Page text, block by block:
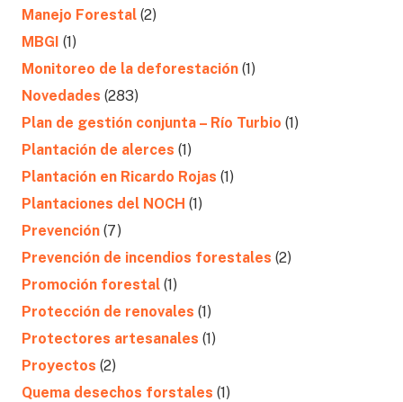
Manejo Forestal (2)
MBGI (1)
Monitoreo de la deforestación (1)
Novedades (283)
Plan de gestión conjunta – Río Turbio (1)
Plantación de alerces (1)
Plantación en Ricardo Rojas (1)
Plantaciones del NOCH (1)
Prevención (7)
Prevención de incendios forestales (2)
Promoción forestal (1)
Protección de renovales (1)
Protectores artesanales (1)
Proyectos (2)
Quema desechos forstales (1)